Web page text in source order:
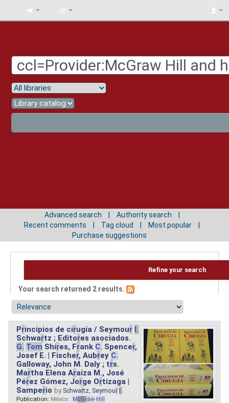
BIBLIOTECA
Advanced search
Authority search
Recent comments
Tag cloud
Most popular
Purchase suggestions
Refine your search
Your search returned 2 results.
Principios de cirugía / Seymour I.
Schwartz ; Editores asociados.
G. Tom Shires, Frank C. Spencer,
Josef E. | Fischer, Aubrey C.
Galloway, John M. Daly ; trs.
Martha Elena Araiza M., José
Pérez Gómez, Jorge Ortizaga |
Samperio by Schwartz, Seymour I.
Publication: México : McGraw-Hill